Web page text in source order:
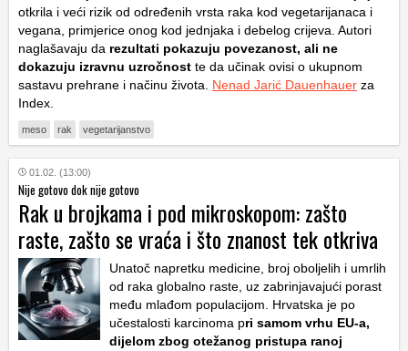
otkrila i veći rizik od određenih vrsta raka kod vegetarijanaca i
vegana, primjerice onog kod jednjaka i debelog crijeva. Autori
naglašavaju da rezultati pokazuju povezanost, ali ne
dokazuju izravnu uzročnost te da učinak ovisi o ukupnom
sastavu prehrane i načinu života. Nenad Jarić Dauenhauer za
Index.
meso rak vegetarijanstvo
01.02. (13:00)
Nije gotovo dok nije gotovo
Rak u brojkama i pod mikroskopom: zašto
raste, zašto se vraća i što znanost tek otkriva
Unatoč napretku medicine, broj oboljelih i umrlih
od raka globalno raste, uz zabrinjavajući porast
među mlađom populacijom. Hrvatska je po
učestalosti karcinoma pri samom vrhu EU-a,
dijelom zbog otežanog pristupa ranoj